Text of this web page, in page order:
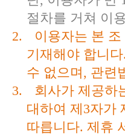
절차를 거쳐 이
2.
이용자는 본 조
기재해야 합니다
수 없으며 , 관련
3.
회사가 제공하
대하여 제 3자가
따릅니다. 제휴